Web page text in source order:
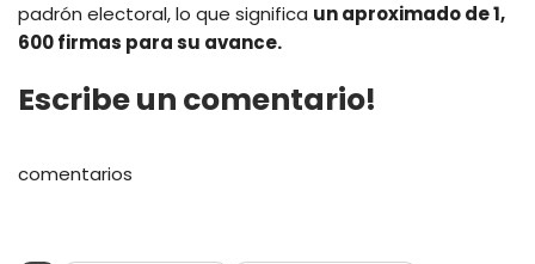
padrón electoral, lo que significa un aproximado de 1,
600 firmas para su avance.
Escribe un comentario!
comentarios